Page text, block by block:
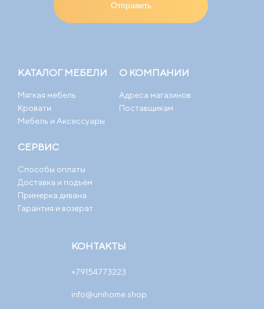
КАТАЛОГ МЕБЕЛИ
Мягкая мебель
Кровати
Мебель и Аксессуары
О КОМПАНИИ
Адреса магазинов
Поставщикам
СЕРВИС
Способы оплаты
Доставка и подъём
Примерка дивана
Гарантия и возврат
КОНТАКТЫ
+79154773223
info@unihome.shop